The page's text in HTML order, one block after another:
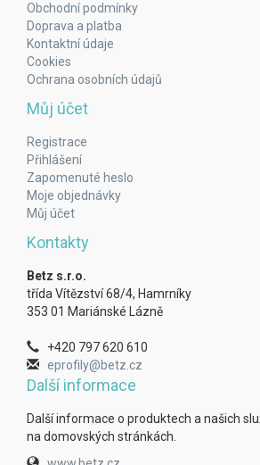
Obchodní podmínky
Doprava a platba
Kontaktní údaje
Cookies
Ochrana osobních údajů
Můj účet
Registrace
Přihlášení
Zapomenuté heslo
Moje objednávky
Můj účet
Kontakty
Betz s.r.o.
třída Vítězství 68/4, Hamrníky
353 01 Mariánské Lázně
+420 797 620 610
eprofily@betz.cz
Další informace
Další informace o produktech a našich
na domovských stránkách.